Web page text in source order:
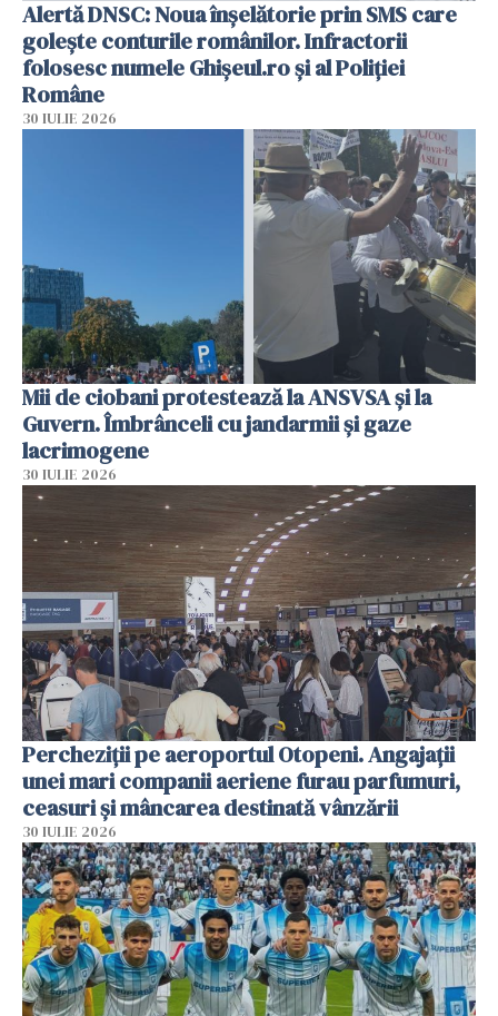
Alertă DNSC: Noua înșelătorie prin SMS care
golește conturile românilor. Infractorii
folosesc numele Ghișeul.ro și al Poliției
Române
30 IULIE 2026
Mii de ciobani protestează la ANSVSA și la
Guvern. Îmbrânceli cu jandarmii și gaze
lacrimogene
30 IULIE 2026
Percheziții pe aeroportul Otopeni. Angajații
unei mari companii aeriene furau parfumuri,
ceasuri și mâncarea destinată vânzării
30 IULIE 2026